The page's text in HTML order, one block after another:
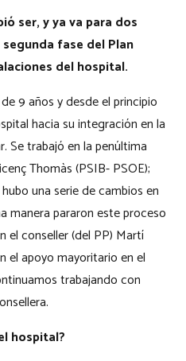
ser, y ya va para dos
fase del Plan
del hospital.
9 años y desde el principio
hacia su integración en la
Se trabajó en la penúltima
Thomàs (PSIB- PSOE);
una serie de cambios en
manera pararon este proceso
el conseller (del PP) Martí
el apoyo mayoritario en el
trabajando con
hospital?